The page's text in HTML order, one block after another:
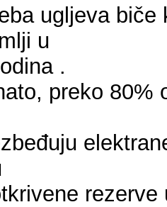
ugljeva
u
.
preko 80%
rezerve